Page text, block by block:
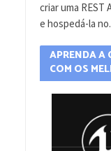
criar uma REST
e hospedá-la
APRENDA A
COM OS